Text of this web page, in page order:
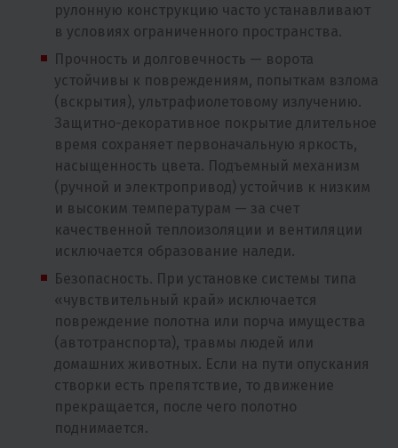
рулонную конструкцию часто устанавливают
в условиях ограниченного пространства.
Прочность и долговечность — ворота
устойчивы к повреждениям, попыткам взлома
(вскрытия), ультрафиолетовому излучению.
Защитно-декоративное покрытие длительное
время сохраняет первоначальную яркость,
насыщенность цвета. Подъемный механизм
(ручной и электропривод) устойчив к низким
и высоким температурам — за счет
качественной теплоизоляции и вентиляции
исключается образование наледи.
Безопасность. При установке системы типа
«чувствительный край» исключается
повреждение полотна или порча имущества
(автотранспорта), травмы людей или
домашних животных. Если на пути опускания
створки есть препятствие, то движение
прекращается, после чего полотно
поднимается.